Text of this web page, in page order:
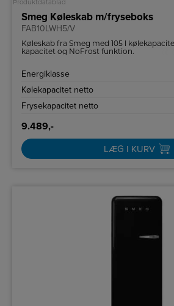
Produktdatablad
Smeg Køleskab m/fryseboks
FAB10LWH5/V
Køleskab fra Smeg med 105 l
kapacitet og NoFrost funktion.
Energiklasse
Kølekapacitet netto
Frysekapacitet netto
9.489,-
LÆG I KURV